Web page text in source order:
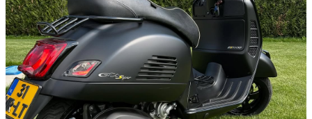
Over ons
Al sinds 1999 is Scootershop
Geleen “the place to be” als